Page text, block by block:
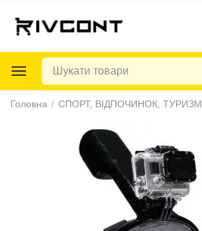
Головна / СПОРТ, ВІДПОЧИНОК, ТУРИЗМ